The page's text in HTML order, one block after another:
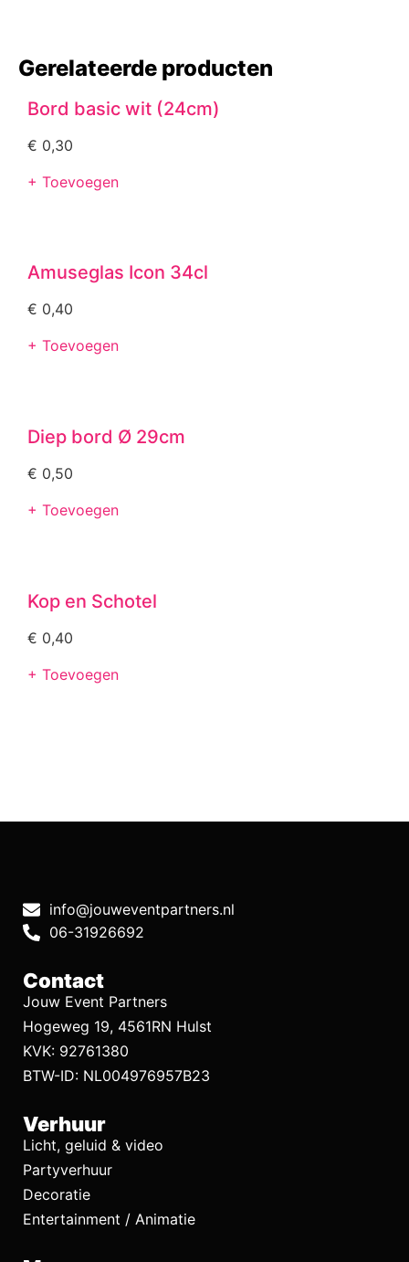
Gerelateerde producten
Bord basic wit (24cm)
€ 0,30
+ Toevoegen
Amuseglas Icon 34cl
€ 0,40
+ Toevoegen
Diep bord Ø 29cm
€ 0,50
+ Toevoegen
Kop en Schotel
€ 0,40
+ Toevoegen
info@jouweventpartners.nl
06-31926692
Contact
Jouw Event Partners
Hogeweg 19, 4561RN Hulst
KVK: 92761380
BTW-ID: NL004976957B23
Verhuur
Licht, geluid & video
Partyverhuur
Decoratie
Entertainment / Animatie